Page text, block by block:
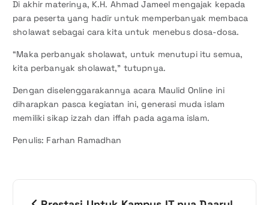
Di akhir materinya, K.H. Ahmad Jameel mengajak kepada
para peserta yang hadir untuk memperbanyak membaca
sholawat sebagai cara kita untuk menebus dosa-dosa.
“Maka perbanyak sholawat, untuk menutupi itu semua,
kita perbanyak sholawat,” tutupnya.
Dengan diselenggarakannya acara Maulid Online ini
diharapkan pasca kegiatan ini, generasi muda islam
memiliki sikap izzah dan iffah pada agama islam.
Penulis: Farhan Ramadhan